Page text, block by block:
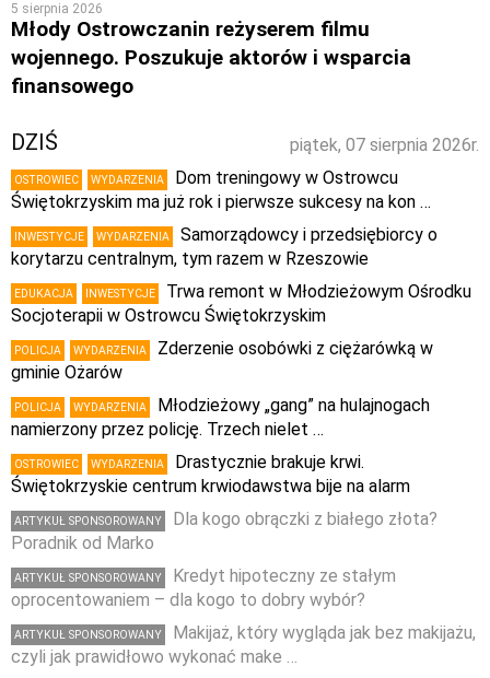
5 sierpnia 2026
Młody Ostrowczanin reżyserem filmu
wojennego. Poszukuje aktorów i wsparcia
finansowego
piątek, 07 sierpnia 2026r.
DZIŚ
OSTROWIEC WYDARZENIA
Dom treningowy w Ostrowcu
Świętokrzyskim ma już rok i pierwsze sukcesy na kon …
INWESTYCJE WYDARZENIA
Samorządowcy i przedsiębiorcy o
korytarzu centralnym, tym razem w Rzeszowie
EDUKACJA INWESTYCJE
Trwa remont w Młodzieżowym Ośrodku
Socjoterapii w Ostrowcu Świętokrzyskim
POLICJA WYDARZENIA
Zderzenie osobówki z ciężarówką w
gminie Ożarów
POLICJA WYDARZENIA
Młodzieżowy „gang” na hulajnogach
namierzony przez policję. Trzech nielet …
OSTROWIEC WYDARZENIA
Drastycznie brakuje krwi.
Świętokrzyskie centrum krwiodawstwa bije na alarm
ARTYKUŁ SPONSOROWANY
Dla kogo obrączki z białego złota?
Poradnik od Marko
ARTYKUŁ SPONSOROWANY
Kredyt hipoteczny ze stałym
oprocentowaniem – dla kogo to dobry wybór?
ARTYKUŁ SPONSOROWANY
Makijaż, który wygląda jak bez makijażu,
czyli jak prawidłowo wykonać make …